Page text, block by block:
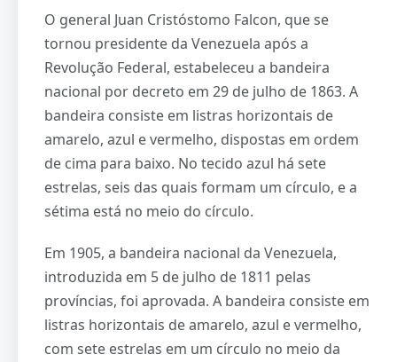
O general Juan Cristóstomo Falcon, que se
tornou presidente da Venezuela após a
Revolução Federal, estabeleceu a bandeira
nacional por decreto em 29 de julho de 1863. A
bandeira consiste em listras horizontais de
amarelo, azul e vermelho, dispostas em ordem
de cima para baixo. No tecido azul há sete
estrelas, seis das quais formam um círculo, e a
sétima está no meio do círculo.
Em 1905, a bandeira nacional da Venezuela,
introduzida em 5 de julho de 1811 pelas
províncias, foi aprovada. A bandeira consiste em
listras horizontais de amarelo, azul e vermelho,
com sete estrelas em um círculo no meio da